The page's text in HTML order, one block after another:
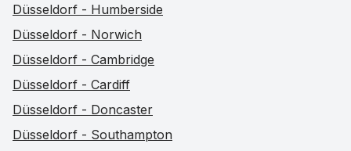
Düsseldorf - Humberside
Düsseldorf - Norwich
Düsseldorf - Cambridge
Düsseldorf - Cardiff
Düsseldorf - Doncaster
Düsseldorf - Southampton